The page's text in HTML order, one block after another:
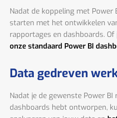
Nadat de koppeling met Power
starten met het ontwikkelen
rapportages en dashboards.
onze standaard Power BI
Data gedreven
Nadat je de gewenste Power
dashboards hebt ontworpen,